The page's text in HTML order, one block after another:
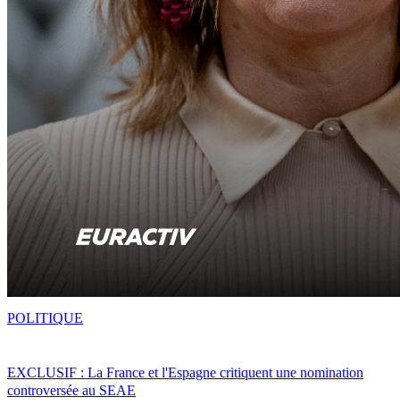
EXCLUSIF : La France et l'Espagne critiquent une nomination
controversée au SEAE
POLITIQUE